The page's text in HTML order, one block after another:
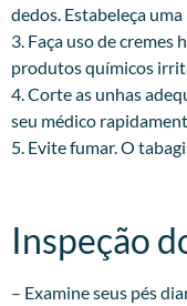
dedos. Estabeleça
3. Faça uso de
produtos químicos
4. Corte as unhas
seu médico
5. Evite fumar. O
Inspeção
– Examine seus pés